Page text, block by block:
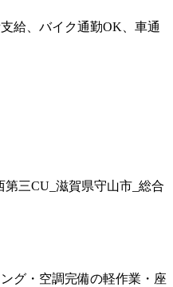
給、バイク通勤OK、車通
三CU_滋賀県守山市_総合
グ・空調完備の軽作業・座